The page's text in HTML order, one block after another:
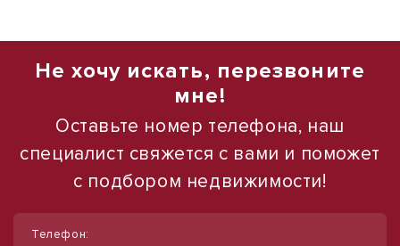
Не хочу искать, перезвоните
мне!
Оставьте номер телефона, наш
специалист свяжется с вами и поможет
с подбором недвижимости!
Телефон: